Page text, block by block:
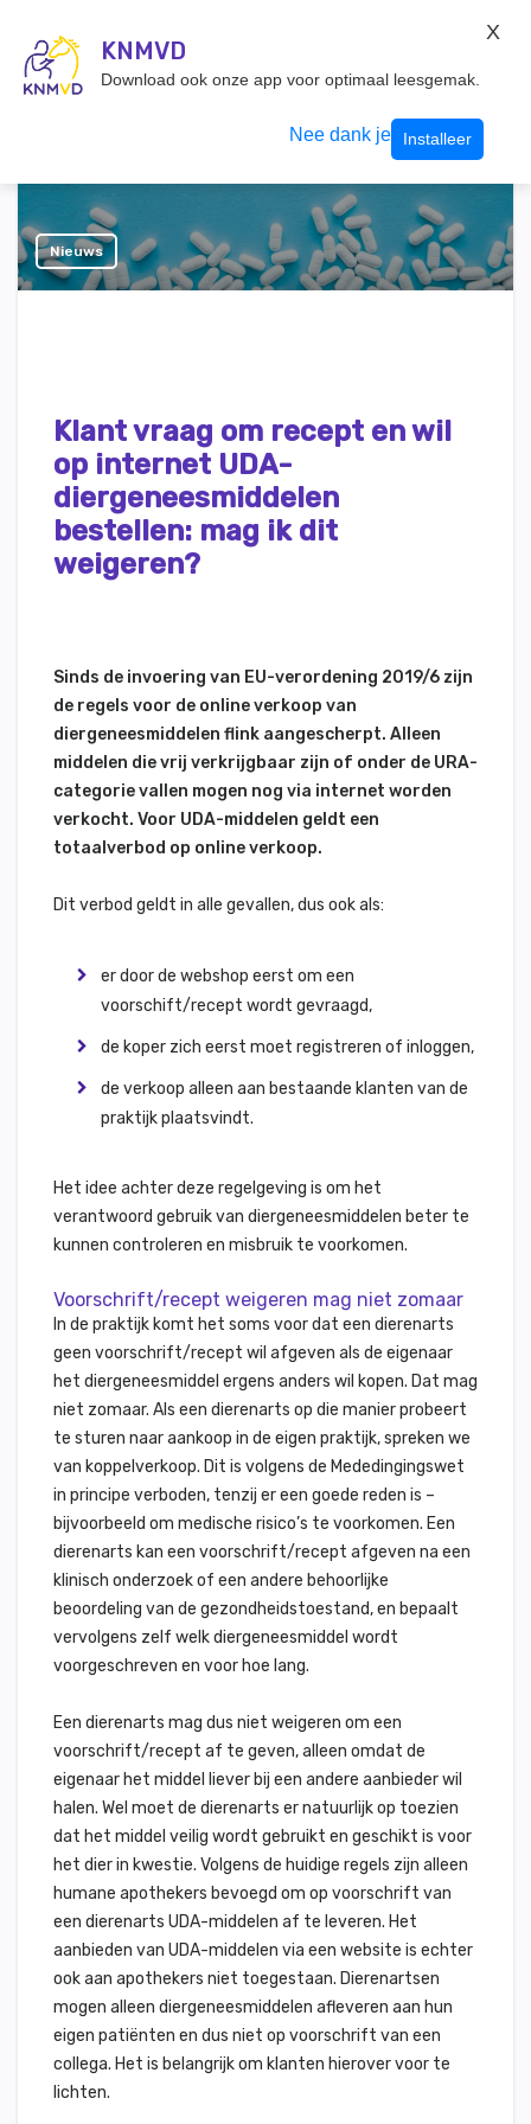
Inloggen
Nieuws
Klant vraag om recept en wil
op internet UDA-
diergeneesmiddelen
bestellen: mag ik dit
weigeren?
Sinds de invoering van EU-verordening 2019/6 zijn
de regels voor de online verkoop van
diergeneesmiddelen flink aangescherpt. Alleen
middelen die vrij verkrijgbaar zijn of onder de URA-
categorie vallen mogen nog via internet worden
verkocht. Voor UDA-middelen geldt een
totaalverbod op online verkoop.
Dit verbod geldt in alle gevallen, dus ook als:
er door de webshop eerst om een
voorschift/recept wordt gevraagd,
de koper zich eerst moet registreren of inloggen,
de verkoop alleen aan bestaande klanten van de
praktijk plaatsvindt.
Het idee achter deze regelgeving is om het
verantwoord gebruik van diergeneesmiddelen beter te
kunnen controleren en misbruik te voorkomen.
Voorschrift/recept weigeren mag niet zomaar
In de praktijk komt het soms voor dat een dierenarts
geen voorschrift/recept wil afgeven als de eigenaar
het diergeneesmiddel ergens anders wil kopen. Dat mag
niet zomaar. Als een dierenarts op die manier probeert
te sturen naar aankoop in de eigen praktijk, spreken we
van koppelverkoop. Dit is volgens de Mededingingswet
in principe verboden, tenzij er een goede reden is –
bijvoorbeeld om medische risico’s te voorkomen. Een
dierenarts kan een voorschrift/recept afgeven na een
klinisch onderzoek of een andere behoorlijke
beoordeling van de gezondheidstoestand, en bepaalt
vervolgens zelf welk diergeneesmiddel wordt
voorgeschreven en voor hoe lang.
Een dierenarts mag dus niet weigeren om een
voorschrift/recept af te geven, alleen omdat de
eigenaar het middel liever bij een andere aanbieder wil
halen. Wel moet de dierenarts er natuurlijk op toezien
dat het middel veilig wordt gebruikt en geschikt is voor
het dier in kwestie. Volgens de huidige regels zijn alleen
humane apothekers bevoegd om op voorschrift van
een dierenarts UDA-middelen af te leveren. Het
aanbieden van UDA-middelen via een website is echter
ook aan apothekers niet toegestaan. Dierenartsen
mogen alleen diergeneesmiddelen afleveren aan hun
eigen patiënten en dus niet op voorschrift van een
collega. Het is belangrijk om klanten hierover voor te
lichten.
KNMVD
Download ook onze app voor optimaal leesgemak.
Nee dank je Installeer
X